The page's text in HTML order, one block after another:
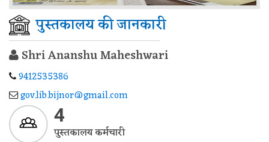
पुस्तकालय की जानकारी
Shri Ananshu Maheshwari
9412535386
gov.lib.bijnor@gmail.com
4
पुस्तकालय कर्मचारी